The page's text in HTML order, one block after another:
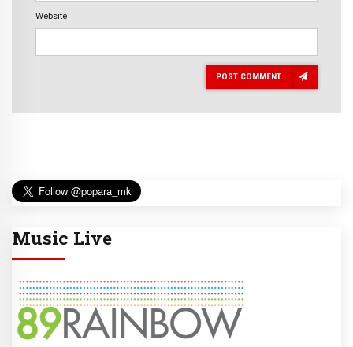
Website
POST COMMENT
Music Live